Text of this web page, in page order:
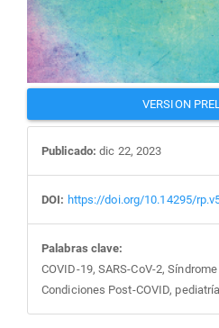
VERSION
Publicado: dic 22, 2023
DOI: https://doi.org/10.14295/
Palabras clave:
COVID-19, SARS-CoV-2,
Condiciones Post-COVID, pediatría